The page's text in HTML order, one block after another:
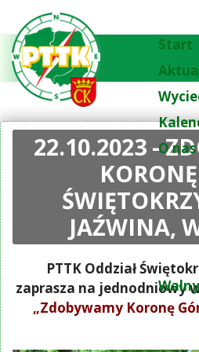
Start
O nas
22.10.2023 -
JAŹWINA,
PTTK Oddział
zaprasza na jednodniowy
„Zdobywamy Koronę